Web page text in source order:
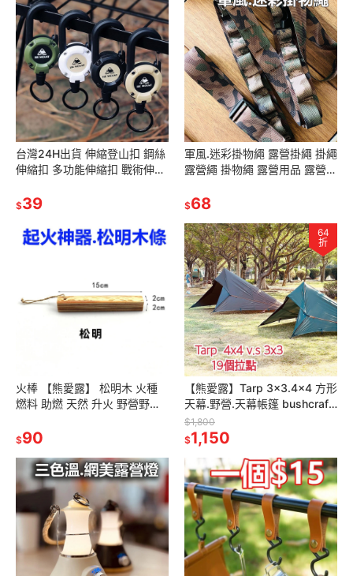
台灣24H出貨 伸縮登山扣 鋼絲
伸縮扣 多功能伸縮扣 戰術伸縮
掛繩.悠遊卡掛扣
$39
軍風.迷彩掛物繩 露營掛繩 掛繩
露營繩 掛物繩 露營用品 露營
吊繩.曬衣繩
$68
火棒 【熊愛露】 松明木 火種
燃料 助燃 天然 升火 野營野餐
外引火.點火.助燃松明子
$90
64
折
【熊愛露】Tarp 3x3.4x4 方形
天幕.野營.天幕帳篷 bushcraft
軍事露營. DD Tarp同款.原廠製
作
$1,800
$1,150